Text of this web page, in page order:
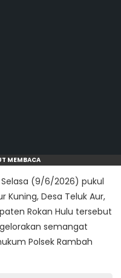
MEMBACA
(9/6/2026) pukul
Kuning, Desa Teluk Aur,
Rokan Hulu tersebut
semangat
Polsek Rambah